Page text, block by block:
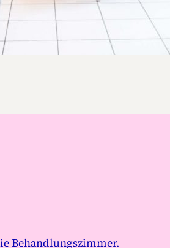
Behandlungszimmer.